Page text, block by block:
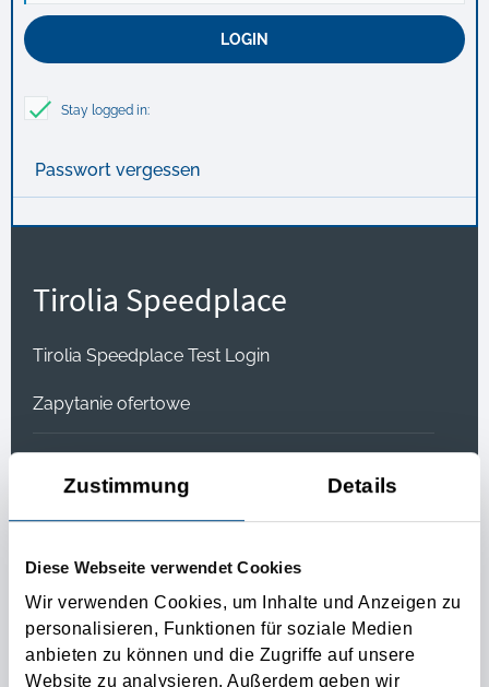
Zustimmung Details
Diese Webseite verwendet Cookies
Wir verwenden Cookies, um Inhalte und Anzeigen zu
personalisieren, Funktionen für soziale Medien
anbieten zu können und die Zugriffe auf unsere
Website zu analysieren. Außerdem geben wir
Stay logged in:
Passwort vergessen
Tirolia Speedplace
Tirolia Speedplace Test Login
Zapytanie ofertowe
Trasy transportu
Tracking